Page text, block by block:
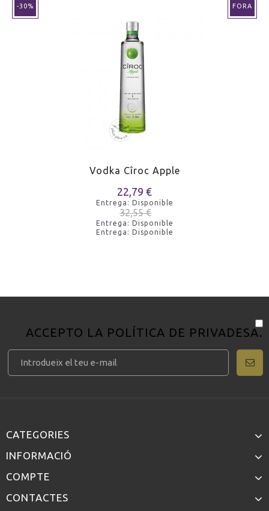
FORA
-30%
Vodka Cîroc Apple
22,79 €
Entrega: Disponible
32,55 €
Entrega: Disponible
Entrega: Disponible
ACCEPTO LA POLÍTICA DE PRIVADESA.
CATEGORIES
INFORMACIÓ
COMPTE
CONTACTES